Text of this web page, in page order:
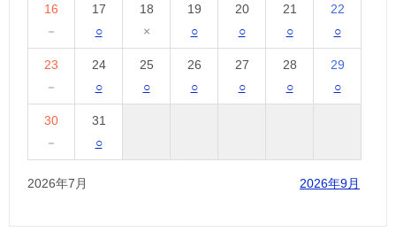
16
－
17
○
18
×
19
○
20
○
21
○
22
○
23
－
24
○
25
○
26
○
27
○
28
○
29
○
30
－
31
○
2026年7月 2026年9月